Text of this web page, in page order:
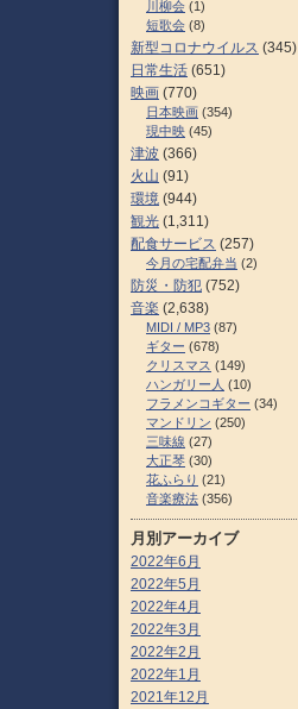
川柳会 (1)
短歌会 (8)
新型コロナウイルス (345)
日常生活 (651)
映画 (770)
日本映画 (354)
現中映 (45)
津波 (366)
火山 (91)
環境 (944)
観光 (1,311)
配食サービス (257)
今月の宅配弁当 (2)
防災・防犯 (752)
音楽 (2,638)
MIDI / MP3 (87)
ギター (678)
クリスマス (149)
ハンガリー人 (10)
フラメンコギター (34)
マンドリン (250)
三味線 (27)
大正琴 (30)
花ふらり (21)
音楽療法 (356)
月別アーカイブ
2022年6月
2022年5月
2022年4月
2022年3月
2022年2月
2022年1月
2021年12月